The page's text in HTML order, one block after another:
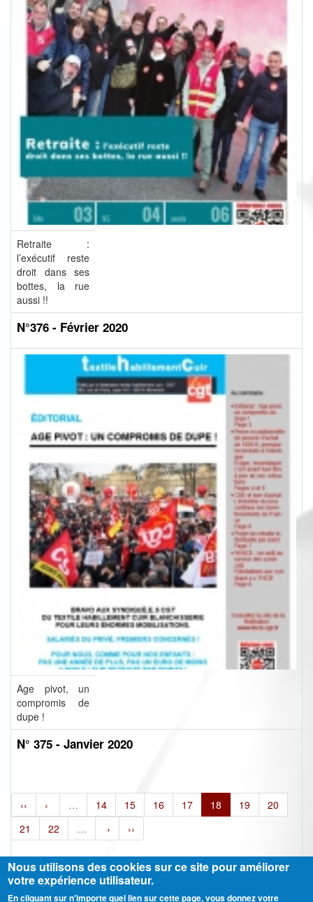
Retraite :
l’exécutif reste
droit dans ses
bottes, la rue
aussi !!
N°376 - Février 2020
Age pivot, un
compromis de
dupe !
N° 375 - Janvier 2020
‹‹ ‹ … 14 15 16 17 18 19
20
21
22 … › ››
Nous utilisons des cookies sur ce site pour améliorer
votre expérience utilisateur.
En cliquant sur n'importe quel lien sur cette page, vous donnez votre